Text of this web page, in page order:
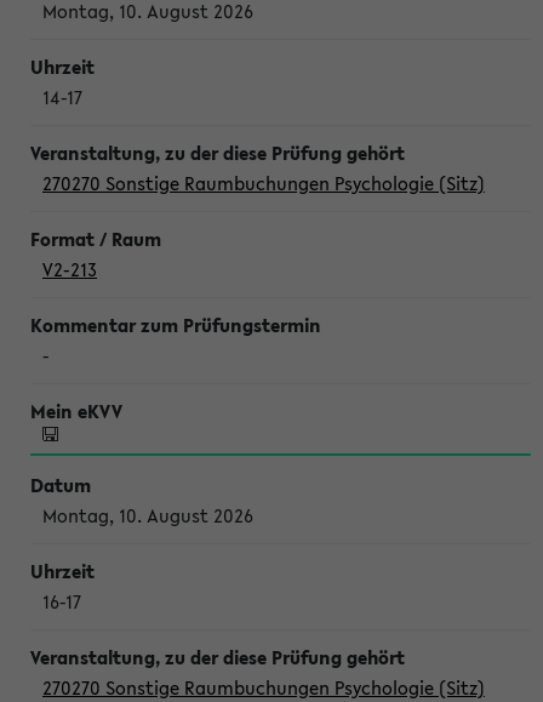
Montag, 10. August 2026
14-17
270270 Sonstige Raumbuchungen Psychologie (Sitz)
V2-213
-
Montag, 10. August 2026
16-17
270270 Sonstige Raumbuchungen Psychologie (Sitz)